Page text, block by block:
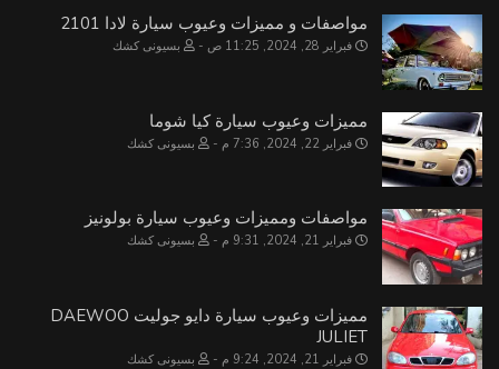
مواصفات و مميزات وعيوب سيارة لادا 2101
فبراير 28, 2024, 11:25 ص بسيونى كشك
مميزات وعيوب سيارة كيا شوما
فبراير 22, 2024, 7:36 م بسيونى كشك
مواصفات ومميزات وعيوب سيارة بولونيز
فبراير 21, 2024, 9:31 م بسيونى كشك
مميزات وعيوب سيارة دايو جوليت DAEWOO
JULIET
فبراير 21, 2024, 9:24 م بسيونى كشك